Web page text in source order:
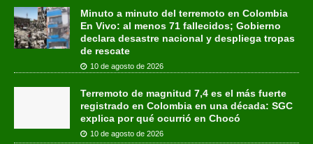
Minuto a minuto del terremoto en Colombia
En Vivo: al menos 71 fallecidos; Gobierno
declara desastre nacional y despliega tropas
de rescate
10 de agosto de 2026
Terremoto de magnitud 7,4 es el más fuerte
registrado en Colombia en una década: SGC
explica por qué ocurrió en Chocó
10 de agosto de 2026